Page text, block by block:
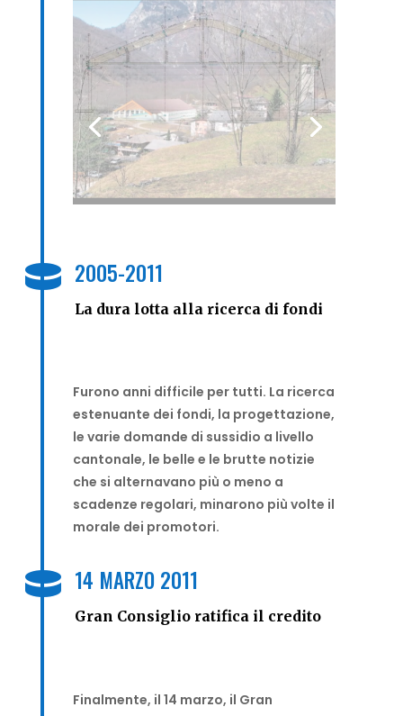
 2005-2011
La dura lotta alla ricerca di fondi
Furono anni difficile per tutti. La ricerca
estenuante dei fondi, la progettazione,
le varie domande di sussidio a livello
cantonale, le belle e le brutte notizie
che si alternavano più o meno a
scadenze regolari, minarono più volte il
morale dei promotori.
 14 MARZO 2011
Gran Consiglio ratifica il credito
Finalmente, il 14 marzo, il Gran